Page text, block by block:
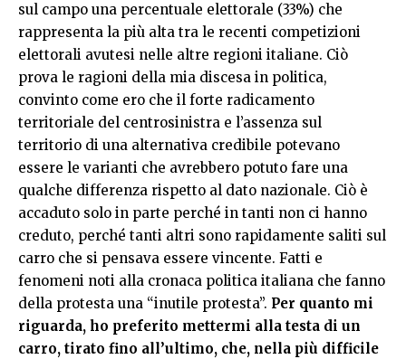
sul campo una percentuale elettorale (33%) che
rappresenta la più alta tra le recenti competizioni
elettorali avutesi nelle altre regioni italiane. Ciò
prova le ragioni della mia discesa in politica,
convinto come ero che il forte radicamento
territoriale del centrosinistra e l’assenza sul
territorio di una alternativa credibile potevano
essere le varianti che avrebbero potuto fare una
qualche differenza rispetto al dato nazionale. Ciò è
accaduto solo in parte perché in tanti non ci hanno
creduto, perché tanti altri sono rapidamente saliti sul
carro che si pensava essere vincente. Fatti e
fenomeni noti alla cronaca politica italiana che fanno
della protesta una “inutile protesta”. Per quanto mi
riguarda, ho preferito mettermi alla testa di un
carro, tirato fino all’ultimo, che, nella più difficile